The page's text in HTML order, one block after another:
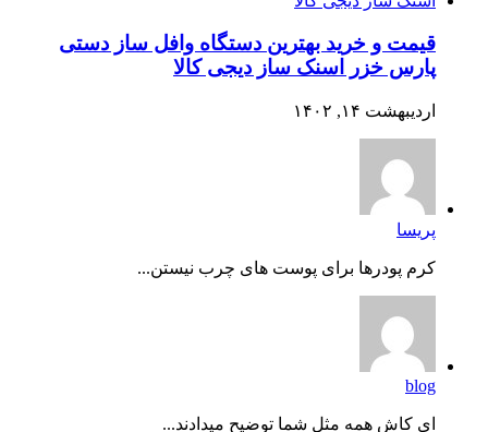
قیمت و خرید بهترین دستگاه وافل ساز دستی
پارس خزر اسنک ساز دیجی کالا
اردیبهشت ۱۴, ۱۴۰۲
پریسا
کرم پودرها برای پوست های چرب نیستن...
blog
ای کاش همه مثل شما توضیح میدادند...